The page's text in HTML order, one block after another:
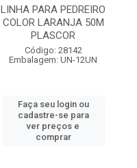
LINHA PARA PEDREIRO
COLOR LARANJA 50M
PLASCOR
Código: 28142
Embalagem: UN-12UN
Faça seu login ou
cadastre-se para
ver preços e
comprar